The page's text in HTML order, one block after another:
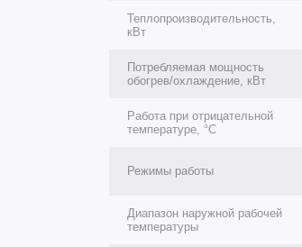
Теплопроизводительность,
кВт
Потребляемая мощность
обогрев/охлаждение, кВт
Работа при отрицательной
температуре, °C
Режимы работы
Диапазон наружной рабочей
температуры